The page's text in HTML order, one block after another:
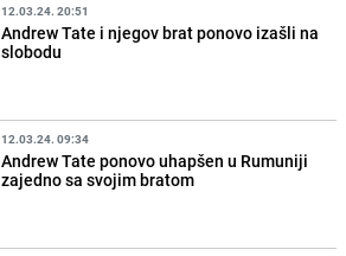
12.03.24. 20:51
Andrew Tate i njegov brat ponovo izašli na
slobodu
12.03.24. 09:34
Andrew Tate ponovo uhapšen u Rumuniji
zajedno sa svojim bratom